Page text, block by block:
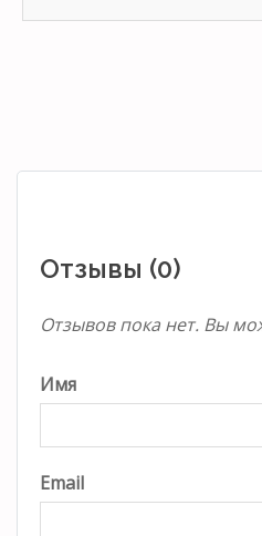
Отзывы (0)
Отзывов пока нет. Вы
Имя
Email